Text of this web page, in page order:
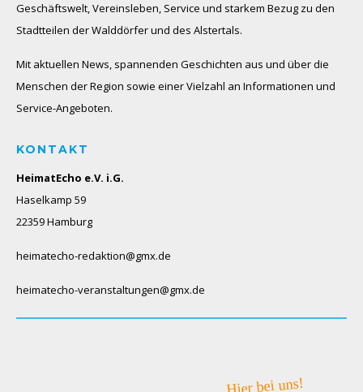
Geschäftswelt, Vereinsleben, Service und starkem Bezug zu den
Stadtteilen der Walddörfer und des Alstertals.
Mit aktuellen News, spannenden Geschichten aus und über die
Menschen der Region sowie einer Vielzahl an Informationen und
Service-Angeboten.
KONTAKT
HeimatEcho e.V. i.G.
Haselkamp 59
22359 Hamburg
heimatecho-redaktion@gmx.de
heimatecho-veranstaltungen@gmx.de